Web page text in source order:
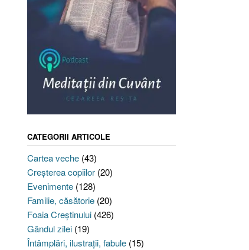
CATEGORII ARTICOLE
Cartea veche(43)
Creşterea copiilor(20)
Evenimente(128)
Familie, căsătorie(20)
Foaia Creştinului(426)
Gândul zilei(19)
Întâmplări, ilustraţii, fabule(15)